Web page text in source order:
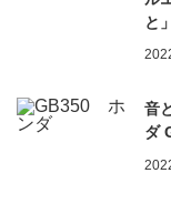
と」
音
ダ